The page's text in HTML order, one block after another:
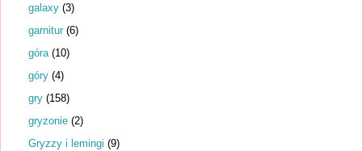
galaxy (3)
garnitur (6)
góra (10)
góry (4)
gry (158)
gryzonie (2)
Gryzzy i lemingi (9)